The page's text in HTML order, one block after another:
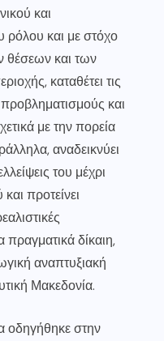
και
ρόλου και με στόχο
θέσεων και των
καταθέτει τις
και
με την πορεία
αναδεικνύει
του μέχρι
προτείνει
πραγματικά δίκαιη,
αναπτυξιακή
Μακεδονία.
οδηγήθηκε στην